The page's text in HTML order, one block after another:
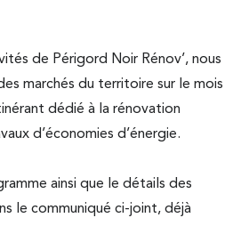
de Périgord Noir Rénov’, nous
marchés du territoire sur le mois
dédié à la rénovation
d’économies d’énergie.
ainsi que le détails des
le communiqué ci-joint, déjà